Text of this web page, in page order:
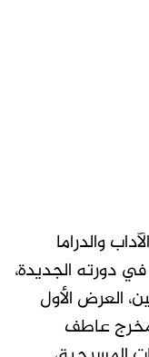
والدراما
في دورته الجديدة،
العرض الأول
عاطف